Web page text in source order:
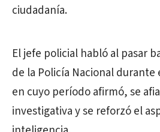
ciudadanía.
El jefe policial habló al pasar
de la Policía Nacional
en cuyo período afirmó, se
investigativa y se reforzó el